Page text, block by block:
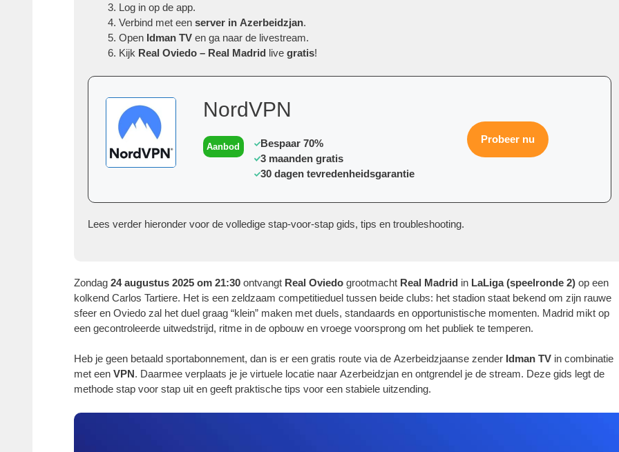
Log in op de app.
Verbind met een server in Azerbeidzjan.
Open Idman TV en ga naar de livestream.
Kijk Real Oviedo – Real Madrid live gratis!
NordVPN
Aanbod
Bespaar 70%
3 maanden gratis
30 dagen tevredenheidsgarantie
Probeer nu
Lees verder hieronder voor de volledige stap-voor-stap gids, tips en troubleshooting.
Zondag 24 augustus 2025 om 21:30 ontvangt Real Oviedo grootmacht Real Madrid in LaLiga (speelronde 2) op een
kolkend Carlos Tartiere. Het is een zeldzaam competitieduel tussen beide clubs: het stadion staat bekend om zijn rauwe
sfeer en Oviedo zal het duel graag “klein” maken met duels, standaards en opportunistische momenten. Madrid mikt op
een gecontroleerde uitwedstrijd, ritme in de opbouw en vroege voorsprong om het publiek te temperen.
Heb je geen betaald sportabonnement, dan is er een gratis route via de Azerbeidzjaanse zender Idman TV in combinatie
met een VPN. Daarmee verplaats je je virtuele locatie naar Azerbeidzjan en ontgrendel je de stream. Deze gids legt de
methode stap voor stap uit en geeft praktische tips voor een stabiele uitzending.